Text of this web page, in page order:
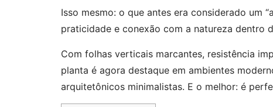
Isso mesmo: o que antes era considerado um
praticidade e conexão com a natureza dentro
Com folhas verticais marcantes, resistência
planta é agora destaque em ambientes
arquitetônicos minimalistas. E o melhor: é